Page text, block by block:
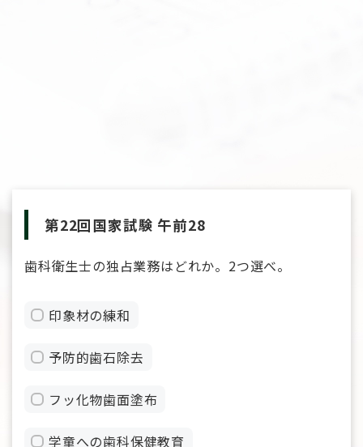
第22回国家試験 午前28
歯科衛生士の独占業務はどれか。2つ選べ。
印象材の練和
予防的歯石除去
フッ化物歯面塗布
学童への歯科保健教育